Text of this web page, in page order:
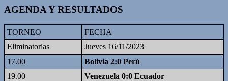
AGENDA Y RESULTADOS
TORNEO
FECHA
Eliminatorias
Jueves 16/11/2023
17.00
Bolivia 2:0 Perú
19.00
Venezuela 0:0 Ecuador